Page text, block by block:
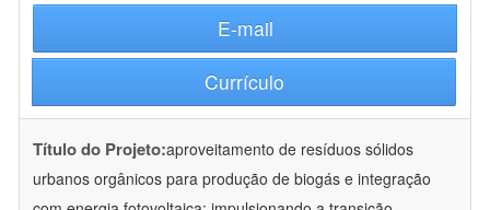
E-mail
Currículo
Título do Projeto:aproveitamento de resíduos sólidos
urbanos orgânicos para produção de biogás e integração